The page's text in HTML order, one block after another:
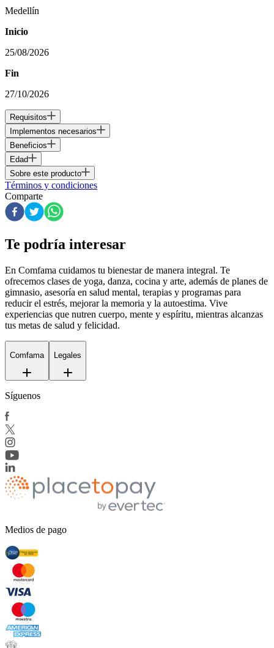
Medellín
Inicio
25/08/2026
Fin
27/10/2026
Requisitos
Implementos necesarios
Beneficios
Edad
Sobre este producto
Términos y condiciones
Comparte
Te podría interesar
En Comfama cuidamos tu bienestar de manera integral. Te
ofrecemos clases de yoga, danza, cocina y arte, además de planes de
gimnasio, asesoría en salud mental, terapias y programas para
reducir el estrés, mejorar la memoria y la autoestima. Vive
experiencias que nutren cuerpo, mente y espíritu, mientras alcanzas
tus metas de salud y felicidad.
Comfama Legales
Síguenos
Medios de pago